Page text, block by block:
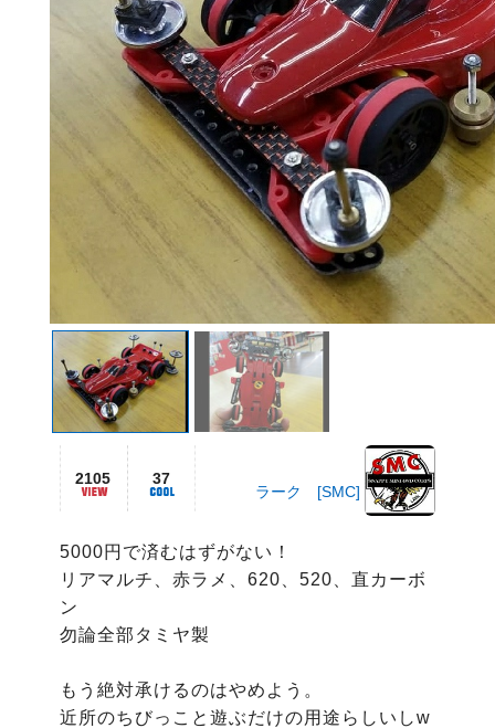
2105 37
ラーク [SMC]
5000円で済むはずがない！
リアマルチ、赤ラメ、620、520、直カーボ
ン
勿論全部タミヤ製
もう絶対承けるのはやめよう。
近所のちびっこと遊ぶだけの用途らしいしw